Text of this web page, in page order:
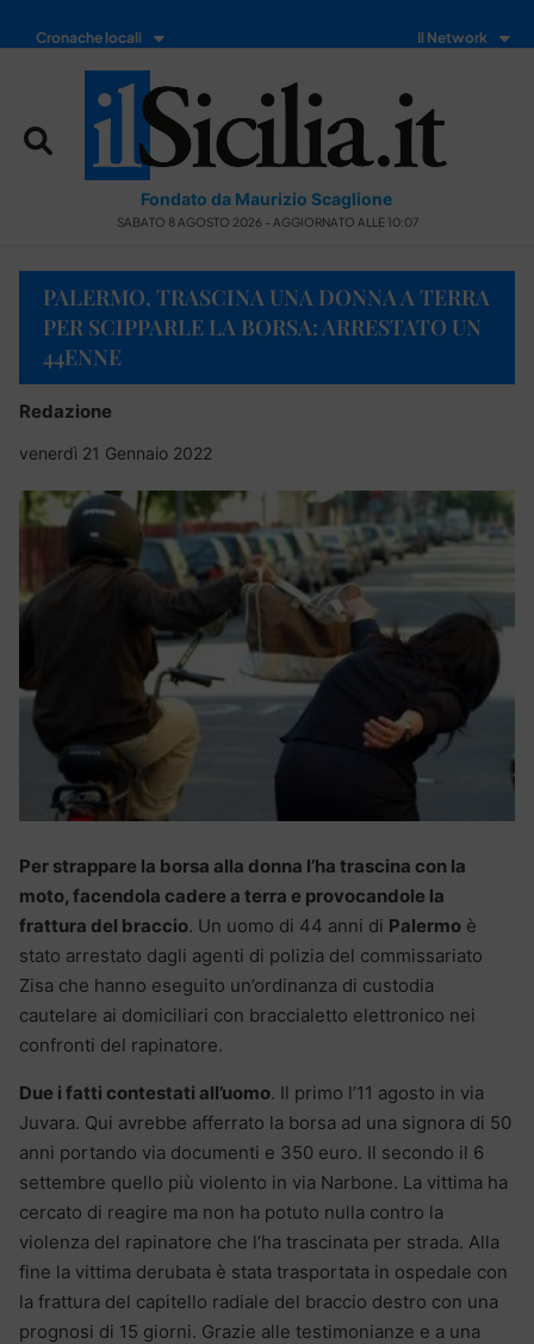
Cronache locali Il Network
Fondato da Maurizio Scaglione
SABATO 8 AGOSTO 2026 - AGGIORNATO ALLE 10:07
PALERMO, TRASCINA UNA DONNA A TERRA
PER SCIPPARLE LA BORSA: ARRESTATO UN
44ENNE
Redazione
venerdì 21 Gennaio 2022
Per strappare la borsa alla donna l’ha trascina con la
moto, facendola cadere a terra e provocandole la
frattura del braccio. Un uomo di 44 anni di Palermo è
stato arrestato dagli agenti di polizia del commissariato
Zisa che hanno eseguito un’ordinanza di custodia
cautelare ai domiciliari con braccialetto elettronico nei
confronti del rapinatore.
Due i fatti contestati all’uomo. Il primo l’11 agosto in via
Juvara. Qui avrebbe afferrato la borsa ad una signora di 50
anni portando via documenti e 350 euro. Il secondo il 6
settembre quello più violento in via Narbone. La vittima ha
cercato di reagire ma non ha potuto nulla contro la
violenza del rapinatore che l’ha trascinata per strada. Alla
fine la vittima derubata è stata trasportata in ospedale con
la frattura del capitello radiale del braccio destro con una
prognosi di 15 giorni. Grazie alle testimonianze e a una